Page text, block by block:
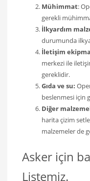
Mühimmat:
gerekli
İlkyardım
durumunda
İletişim
merkezi ile
gereklidir.
Gıda ve su:
beslenmesi için
Diğer
harita çizim
malzemeler de
Asker için
Listemiz.